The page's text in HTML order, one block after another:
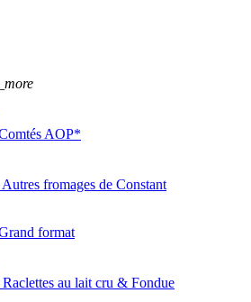
AOP*
Autres fromages de Constant
format
Raclettes au lait cru & Fondue